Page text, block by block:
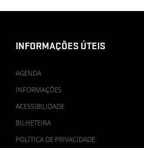
INFORMAÇÕES ÚTEIS
AGENDA
INFORMAÇÕES
ACESSIBILIDADE
BILHETEIRA
POLÍTICA DE PRIVACIDADE